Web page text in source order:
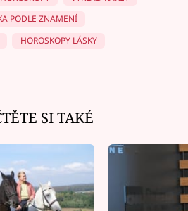
PODLE ZNAMENÍ
HOROSKOPY LÁSKY
SI TAKÉ